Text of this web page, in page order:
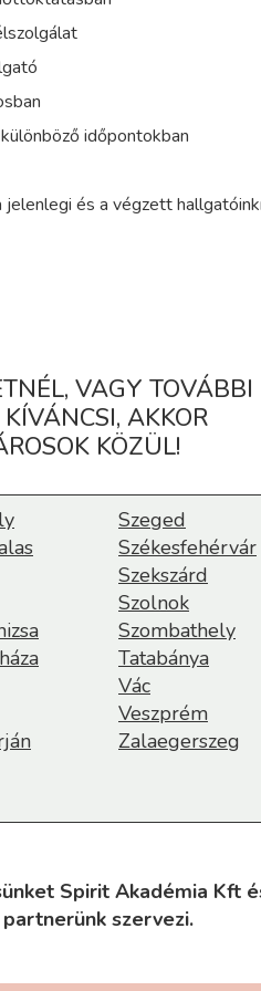
időpontokban
és a végzett
VAGY TOVÁBBI
AKKOR
KÖZÜL!
Szeged
Székesfehérvár
Szekszárd
Szolnok
Szombathely
Tatabánya
Vác
Veszprém
Zalaegerszeg
Spirit Akadémia Kft
szervezi.